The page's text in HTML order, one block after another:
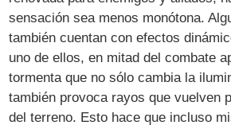
sensación sea menos monótona.
también cuentan con efectos
uno de ellos, en mitad del combate
tormenta que no sólo cambia la
también provoca rayos que vuelven
del terreno. Esto hace que incluso